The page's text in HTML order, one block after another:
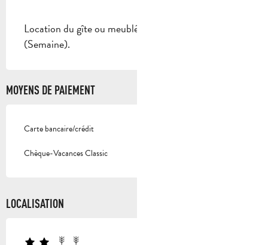
Location du gîte ou meublé : de 420€ à 640€
(Semaine).
MOYENS DE PAIEMENT
Carte bancaire/crédit
Chèque-Vacances Classic
LOCALISATION